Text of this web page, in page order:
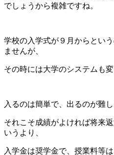
でしょうから複雑ですね。
学校の入学式が９月からとい
ませんが、
その時には大学のシステムも
入るのは簡単で、出るのが難
それこそ成績がよければ将来
いうより、
入学金は奨学金で、授業料等